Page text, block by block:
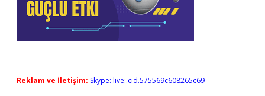
Reklam ve İletişim: Skype: live:.cid.575569c608265c69